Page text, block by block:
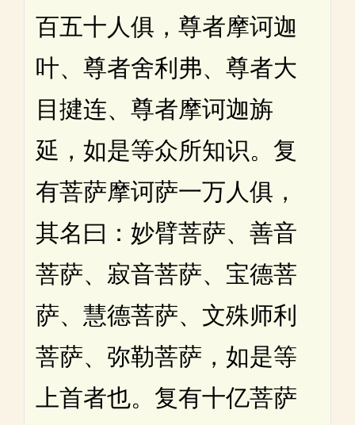
百五十人俱，尊者摩诃迦
叶、尊者舍利弗、尊者大
目揵连、尊者摩诃迦旃
延，如是等众所知识。复
有菩萨摩诃萨一万人俱，
其名曰：妙臂菩萨、善音
菩萨、寂音菩萨、宝德菩
萨、慧德菩萨、文殊师利
菩萨、弥勒菩萨，如是等
上首者也。复有十亿菩萨